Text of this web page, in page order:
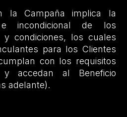
la Campaña implica la
incondicional de los
y condiciones, los cuales
para los Clientes
con los requisitos
y accedan al Beneficio
adelante).